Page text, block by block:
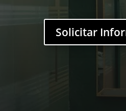
Solicitar